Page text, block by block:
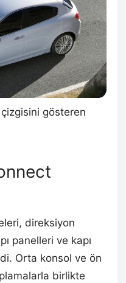
çizgisini gösteren
direksiyon
panelleri ve kapı
Orta konsol ve ön
birlikte